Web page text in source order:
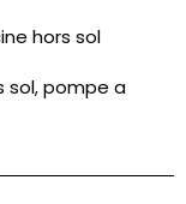
hors sol
sol, pompe a